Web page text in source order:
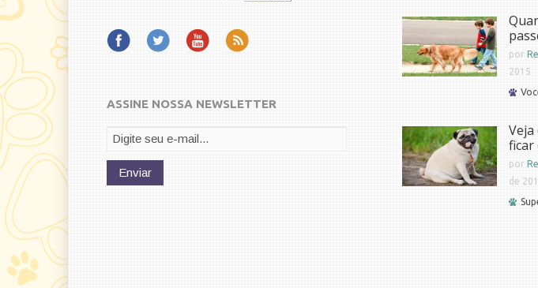
ASSINE NOSSA NEWSLETTER
por
2015
Veja
ficar
por
de